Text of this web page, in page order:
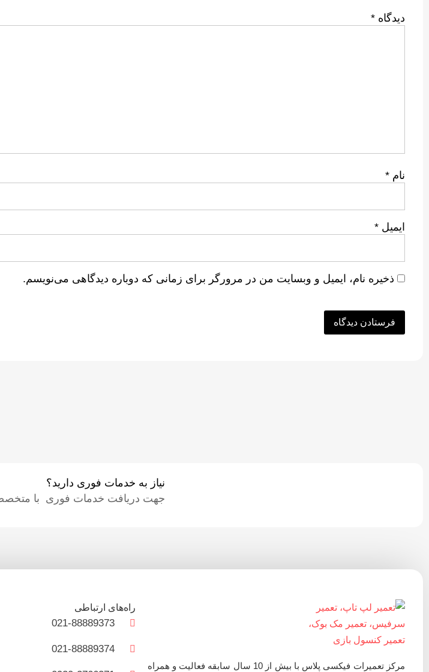
دیدگاه *
نام *
ایمیل *
ذخیره نام، ایمیل و وبسایت من در مرورگر برای زمانی که دوباره دیدگاهی می‌نویسم.
نیاز به خدمات فوری دارید؟
جهت دریافت خدمات فوری با
مرکز تعمیرات فیکسی پلاس با بیش از 10 سال سابقه فعالیت و همراه
راه‌های ارتباطی
021-88889373
021-88889374